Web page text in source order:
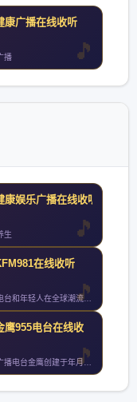
康广播在线收听
播
康娱乐广播在线收听
生
在线收听
旗下潮流电台和年轻人在全球潮流文化里冲浪玩乐微博微信
鹰955电台在线收
湖南人民广播电台金鹰创建于年月日是全国第一家由电视台湖南经视